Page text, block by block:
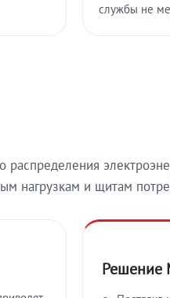
службы не
нагрузкам и щитам
Решение